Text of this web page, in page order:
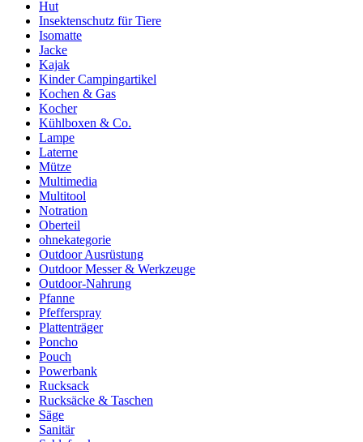
Hut
Insektenschutz für Tiere
Isomatte
Jacke
Kajak
Kinder Campingartikel
Kochen & Gas
Kocher
Kühlboxen & Co.
Lampe
Laterne
Mütze
Multimedia
Multitool
Notration
Oberteil
ohnekategorie
Outdoor Ausrüstung
Outdoor Messer & Werkzeuge
Outdoor-Nahrung
Pfanne
Pfefferspray
Plattenträger
Poncho
Pouch
Powerbank
Rucksack
Rucksäcke & Taschen
Säge
Sanitär